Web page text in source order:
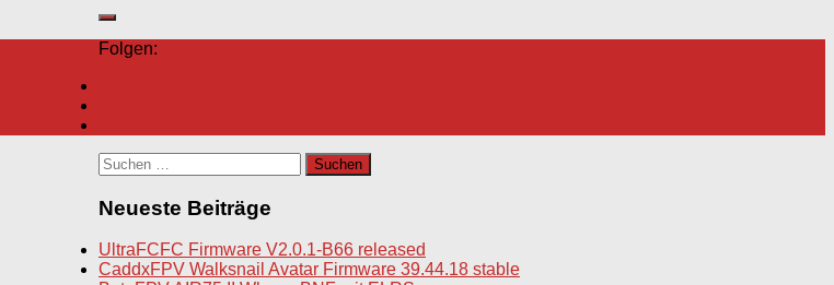
Folgen:
Suchen
nach:
Neueste Beiträge
UltraFCFC Firmware V2.0.1-B66 released
CaddxFPV Walksnail Avatar Firmware 39.44.18 stable